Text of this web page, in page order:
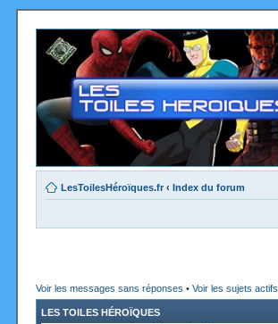
LesToilesHéroïques.fr ‹ Index du forum
Voir les messages sans réponses • Voir les sujets actifs
LES TOILES HÉROÏQUES